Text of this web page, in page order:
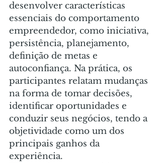
desenvolver características
essenciais do comportamento
empreendedor, como iniciativa,
persistência, planejamento,
definição de metas e
autoconfiança. Na prática, os
participantes relatam mudanças
na forma de tomar decisões,
identificar oportunidades e
conduzir seus negócios, tendo a
objetividade como um dos
principais ganhos da
experiência.